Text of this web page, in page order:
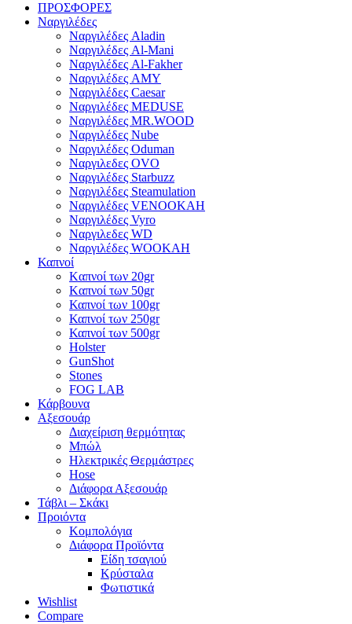
ΠΡΟΣΦΟΡΕΣ
Ναργιλέδες
Ναργιλέδες Aladin
Ναργιλέδες Al-Mani
Ναργιλέδες Al-Fakher
Ναργιλέδες AΜΥ
Ναργιλέδες Caesar
Ναργιλέδες MEDUSE
Ναργιλέδες MR.WOOD
Ναργιλέδες Nube
Ναργιλέδες Oduman
Ναργιλεδες OVO
Ναργιλέδες Starbuzz
Ναργιλέδες Steamulation
Ναργιλέδες VENOOKAH
Ναργιλέδες Vyro
Ναργιλεδες WD
Ναργιλέδες WOOKAH
Καπνοί
Kαπνοί των 20gr
Kαπνοί των 50gr
Καπνοί των 100gr
Καπνοί των 250gr
Καπνοί των 500gr
Holster
GunShot
Stones
FOG LAB
Κάρβουνα
Αξεσουάρ
Διαχείριση θερμότητας
Μπώλ
Ηλεκτρικές Θερμάστρες
Hose
Διάφορα Αξεσουάρ
Τάβλι – Σκάκι
Προιόντα
Κομπολόγια
Διάφορα Προϊόντα
Είδη τσαγιού
Κρύσταλα
Φωτιστικά
Wishlist
Compare